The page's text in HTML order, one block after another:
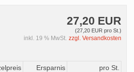
27,20 EUR
(27,20 EUR pro St.)
inkl. 19 % MwSt. zzgl. Versandkosten
Ersparnis
pro St.